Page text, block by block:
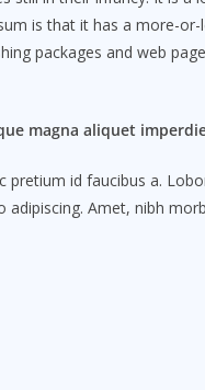
is that it has a more-
packages and web
magna aliquet
pretium id faucibus a.
Amet, nibh